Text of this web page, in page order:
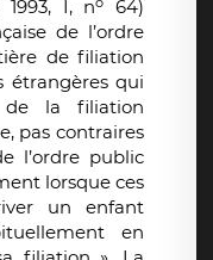
1993, I, n
64)
de l’ordre
de filiation
étrangères qui
de la filiation
pas contraires
l’ordre public
lorsque ces
un enfant
en